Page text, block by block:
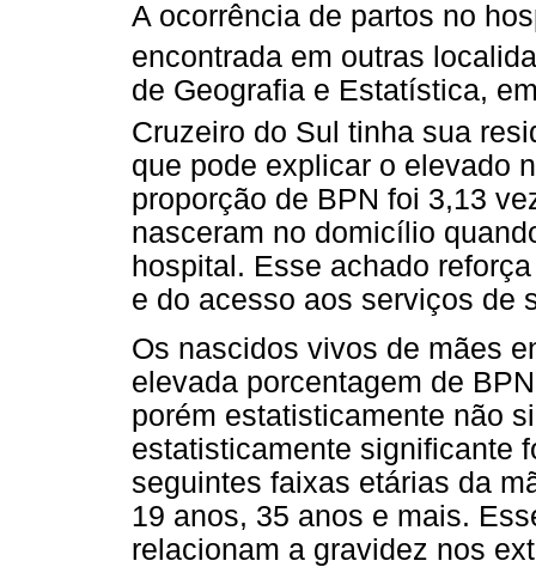
A ocorrência de partos no
encontrada em outras
de Geografia e Estatística,
Cruzeiro do Sul tinha sua
que pode explicar o elevado
proporção de BPN foi 3,13
nasceram no domicílio
hospital. Esse achado
e do acesso aos serviços de
Os nascidos vivos de mães
elevada porcentagem de
porém estatisticamente não
estatisticamente significante
seguintes faixas etárias da
19 anos, 35 anos e mais.
relacionam a gravidez nos